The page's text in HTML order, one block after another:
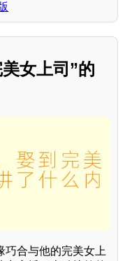
女上司”的
巧合与他的完美女上